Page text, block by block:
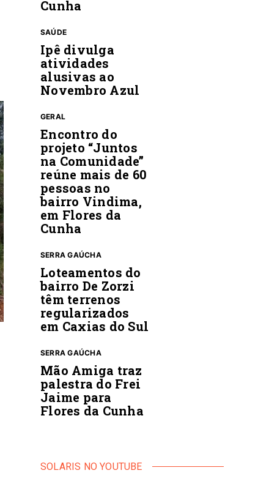
Cunha
SAÚDE
Ipê divulga
atividades
alusivas ao
Novembro Azul
GERAL
Encontro do
projeto “Juntos
na Comunidade”
reúne mais de 60
pessoas no
bairro Vindima,
em Flores da
Cunha
SERRA GAÚCHA
Loteamentos do
bairro De Zorzi
têm terrenos
regularizados
em Caxias do Sul
SERRA GAÚCHA
Mão Amiga traz
palestra do Frei
Jaime para
Flores da Cunha
SOLARIS NO YOUTUBE